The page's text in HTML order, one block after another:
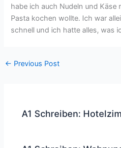
habe ich auch Nudeln und Käse
Pasta kochen wollte. Ich war
schnell und ich hatte alles, was
← Previous Post
A1 Schreiben: